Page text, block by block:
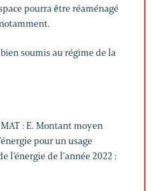
pourra être réaménagé
soumis au régime de la
: E. Montant moyen
pour un usage
l’énergie de l’année 2022 :